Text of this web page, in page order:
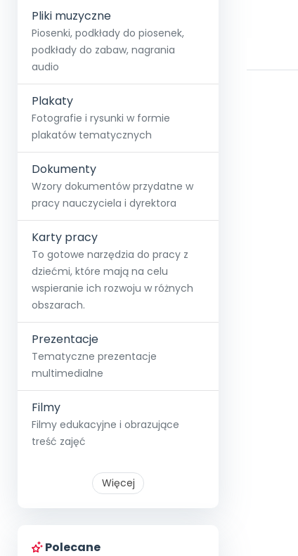
Pliki muzyczne
Piosenki, podkłady do piosenek,
podkłady do zabaw, nagrania
audio
Plakaty
Fotografie i rysunki w formie
plakatów tematycznych
Dokumenty
Wzory dokumentów przydatne w
pracy nauczyciela i dyrektora
Karty pracy
To gotowe narzędzia do pracy z
dziećmi, które mają na celu
wspieranie ich rozwoju w różnych
obszarach.
Prezentacje
Tematyczne prezentacje
multimedialne
Filmy
Filmy edukacyjne i obrazujące
treść zajęć
Więcej
Polecane